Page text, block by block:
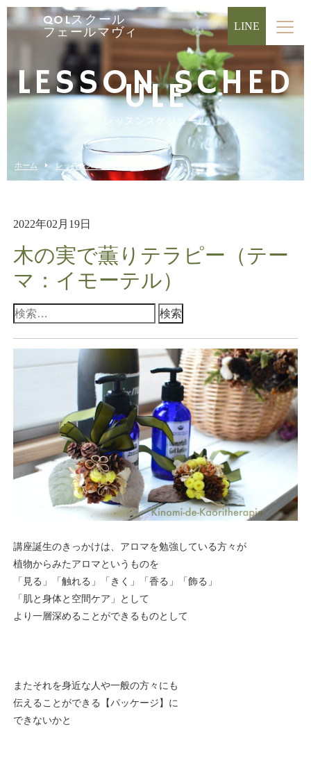
QOLスクール
フェールマヴィ
LINE
LESSON SCHED
ULE
レッスンスケジュール
ホーム レッスンスケジュール
2022年02月19日
木の実で薫りテラピー（テー
マ：イモーテル）
検
講座誕生のきっかけは、アロマを勉強している方々が
植物からみたアロマというものを
「見る」「触れる」「きく」「香る」「飾る」
「肌と身体と空間ケア」として
より一層深めることができるものとして
またそれを身近な人や一般の方々にも
伝えることができる【パッケージ】に
できないかと